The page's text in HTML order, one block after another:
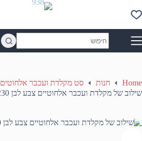
to
content
results
Home חנות
סט מקלדת ועכבר אלחוטים
שילוב של מקלדת ועכבר אלחוטיים צבע לבן HP 230